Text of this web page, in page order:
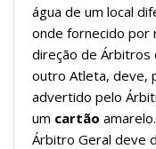
água de um local
onde fornecido por
direção de Árbitros
outro Atleta, deve,
advertido pelo
um cartão
Árbitro Geral deve